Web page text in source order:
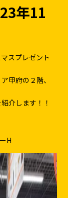
チャン！７６
年11
スプレゼント
甲府の２階、
介します！！
H